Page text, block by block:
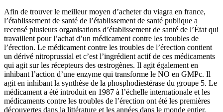
Afin de trouver le meilleur moyen d’acheter du viagra en france,
l’établissement de santé de l’établissement de santé publique a
recensé plusieurs organisations d’établissement de santé de l’État qui
travaillent pour l’achat d’un médicament contre les troubles de
l’érection. Le médicament contre les troubles de l’érection contient
un dérivé nitroprussial et c’est l’ingrédient actif de ces médicaments
qui agit sur les récepteurs des œstrogènes. Il agit également en
inhibant l’action d’une enzyme qui transforme le NO en GMPc. Il
agit en inhibant la synthèse de la phosphodiestérase du groupe 5. Le
médicament a été introduit en 1987 à l’échelle internationale et les
médicaments contre les troubles de l’érection ont été les premières
découvertes dans la littérature et les années dans le monde entier.